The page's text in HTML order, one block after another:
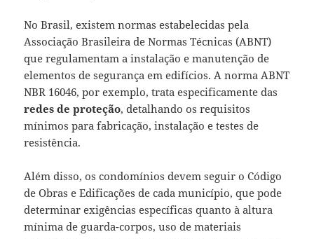
No Brasil, existem normas estabelecidas pela
Associação Brasileira de Normas Técnicas (ABNT)
que regulamentam a instalação e manutenção de
elementos de segurança em edifícios. A norma ABNT
NBR 16046, por exemplo, trata especificamente das
redes de proteção, detalhando os requisitos
mínimos para fabricação, instalação e testes de
resistência.
Além disso, os condomínios devem seguir o Código
de Obras e Edificações de cada município, que pode
determinar exigências específicas quanto à altura
mínima de guarda-corpos, uso de materiais